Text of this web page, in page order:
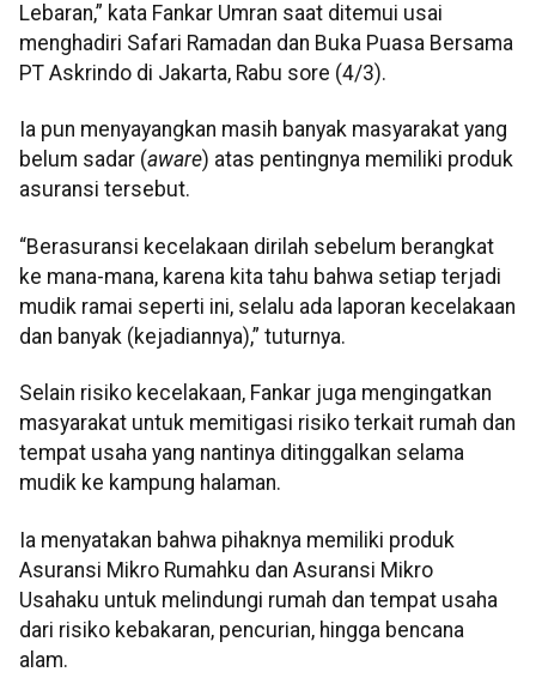
Lebaran,” kata Fankar Umran saat ditemui usai
menghadiri Safari Ramadan dan Buka Puasa Bersama
PT Askrindo di Jakarta, Rabu sore (4/3).
Ia pun menyayangkan masih banyak masyarakat yang
belum sadar (aware) atas pentingnya memiliki produk
asuransi tersebut.
“Berasuransi kecelakaan dirilah sebelum berangkat
ke mana-mana, karena kita tahu bahwa setiap terjadi
mudik ramai seperti ini, selalu ada laporan kecelakaan
dan banyak (kejadiannya),” tuturnya.
Selain risiko kecelakaan, Fankar juga mengingatkan
masyarakat untuk memitigasi risiko terkait rumah dan
tempat usaha yang nantinya ditinggalkan selama
mudik ke kampung halaman.
Ia menyatakan bahwa pihaknya memiliki produk
Asuransi Mikro Rumahku dan Asuransi Mikro
Usahaku untuk melindungi rumah dan tempat usaha
dari risiko kebakaran, pencurian, hingga bencana
alam.